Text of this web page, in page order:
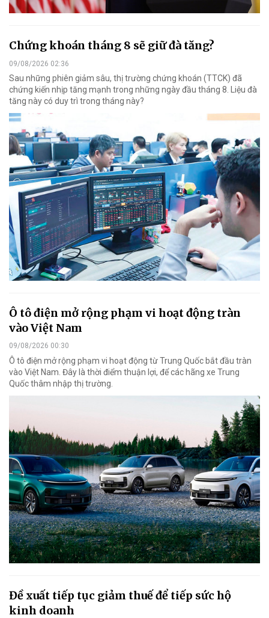
Chứng khoán tháng 8 sẽ giữ đà tăng?
09/08/2026 02:36
Sau những phiên giảm sâu, thị trường chứng khoán (TTCK) đã
chứng kiến nhịp tăng mạnh trong những ngày đầu tháng 8. Liệu đà
tăng này có duy trì trong tháng này?
Ô tô điện mở rộng phạm vi hoạt động tràn
vào Việt Nam
09/08/2026 00:30
Ô tô điện mở rộng phạm vi hoạt động từ Trung Quốc bắt đầu tràn
vào Việt Nam. Đây là thời điểm thuận lợi, để các hãng xe Trung
Quốc thâm nhập thị trường.
Đề xuất tiếp tục giảm thuế để tiếp sức hộ
kinh doanh